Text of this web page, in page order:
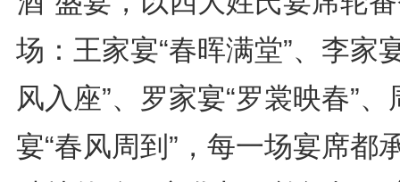
场：王家宴“春晖满堂”、李家
风入座”、罗家宴“罗裳映春”、
宴“春风周到”，每一场宴席都